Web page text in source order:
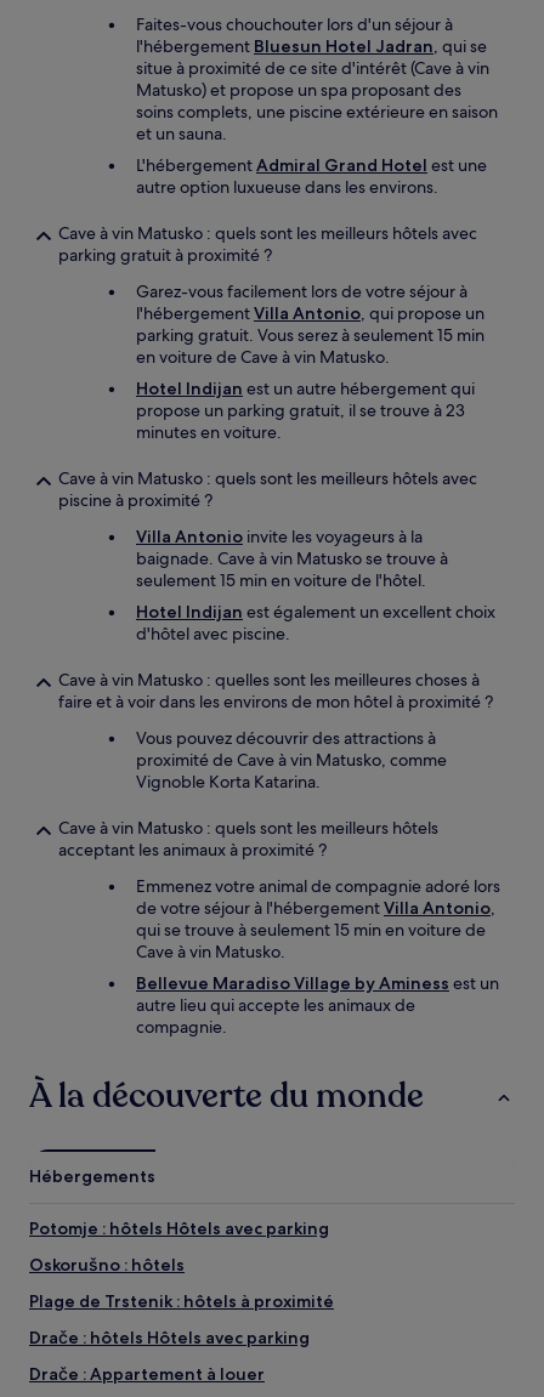
Faites-vous chouchouter lors d'un séjour à
l'hébergement Bluesun Hotel Jadran, qui se
situe à proximité de ce site d'intérêt (Cave à vin
Matusko) et propose un spa proposant des
soins complets, une piscine extérieure en saison
et un sauna.
L'hébergementAdmiral Grand Hotel est une
autre option luxueuse dans les environs.
Cave à vin Matusko : quels sont les meilleurs hôtels avec
parking gratuit à proximité ?
Garez-vous facilement lors de votre séjour à
l'hébergementVilla Antonio, qui propose un
parking gratuit. Vous serez à seulement 15 min
en voiture de Cave à vin Matusko.
Hotel Indijan est un autre hébergement qui
propose un parking gratuit, il se trouve à 23
minutes en voiture.
Cave à vin Matusko : quels sont les meilleurs hôtels avec
piscine à proximité ?
Villa Antonio invite les voyageurs à la
baignade. Cave à vin Matusko se trouve à
seulement 15 min en voiture de l'hôtel.
Hotel Indijan est également un excellent choix
d'hôtel avec piscine.
Cave à vin Matusko : quelles sont les meilleures choses à
faire et à voir dans les environs de mon hôtel à proximité ?
Vous pouvez découvrir des attractions à
proximité de Cave à vin Matusko, comme
Vignoble Korta Katarina.
Cave à vin Matusko : quels sont les meilleurs hôtels
acceptant les animaux à proximité ?
Emmenez votre animal de compagnie adoré lors
de votre séjour à l'hébergementVilla Antonio,
qui se trouve à seulement 15 min en voiture de
Cave à vin Matusko.
Bellevue Maradiso Village by Aminess est un
autre lieu qui accepte les animaux de
compagnie.
À la découverte du monde
Hébergements
Potomje : hôtels Hôtels avec parking
Oskorušno : hôtels
Plage de Trstenik : hôtels à proximité
Drače : hôtels Hôtels avec parking
Drače : Appartement à louer